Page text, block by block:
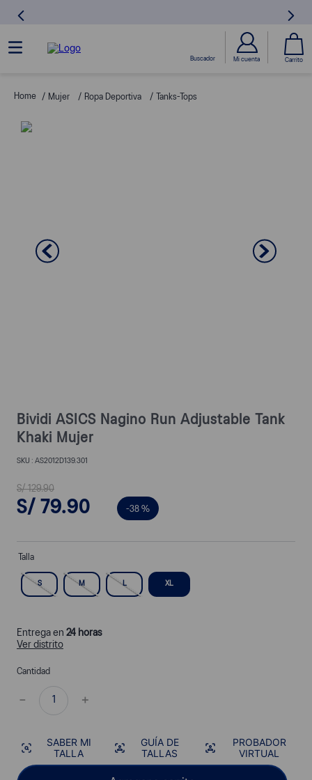
Mujer Ropa Deportiva Tanks-Tops
Bividi ASICS Nagino Run Adjustable Tank
Khaki Mujer
AS2012D139.301
S/ 129.90
S/ 79.90 -38 %
Talla
S M L XL
Entrega en 24 horas
Ver distrito
Cantidad
＋
－
SABER MI
TALLA
GUÍA DE
TALLAS
PROBADOR
VIRTUAL